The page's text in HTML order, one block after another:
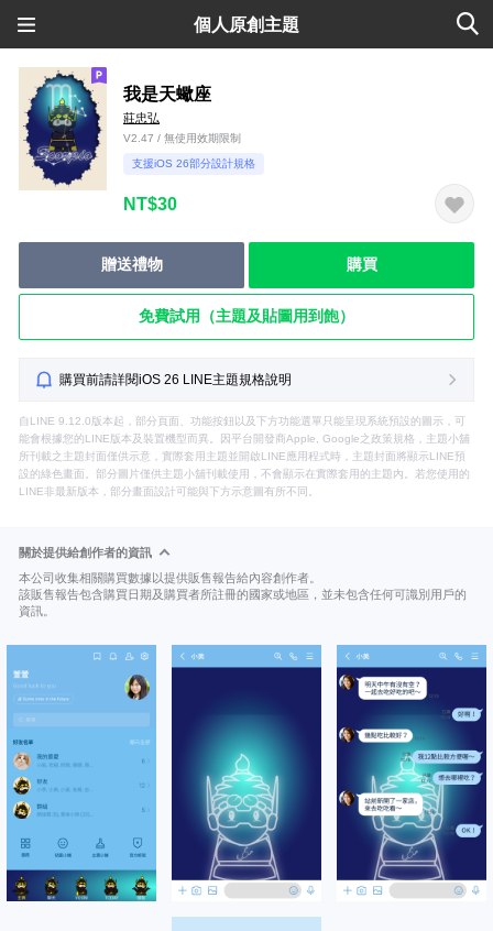
個人原創主題
我是天蠍座
莊忠弘
V2.47 / 無使用效期限制
支援iOS 26部分設計規格
NT$30
贈送禮物 購買
免費試用（主題及貼圖用到飽）
購買前請詳閱iOS 26 LINE主題規格說明
自LINE 9.12.0版本起，部分頁面、功能按鈕以及下方功能選單只能呈現系統預設的圖示，可
能會根據您的LINE版本及裝置機型而異。因平台開發商Apple, Google之政策規格，主題小舖
所刊載之主題封面僅供示意，實際套用主題並開啟LINE應用程式時，主題封面將顯示LINE預
設的綠色畫面。部分圖片僅供主題小舖刊載使用，不會顯示在實際套用的主題內。若您使用的
LINE非最新版本，部分畫面設計可能與下方示意圖有所不同。
關於提供給創作者的資訊
本公司收集相關購買數據以提供販售報告給內容創作者。
該販售報告包含購買日期及購買者所註冊的國家或地區，並未包含任何可識別用戶的
資訊。